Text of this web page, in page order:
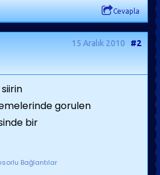
Cevapla
15 Aralık 2010 #2
siirin
gorulen
bir
Bağlantılar